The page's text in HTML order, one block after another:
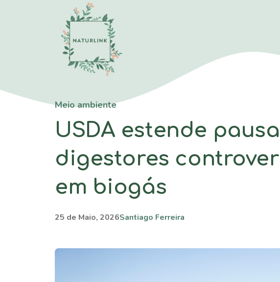
Meio ambiente
USDA estende
digestores
em biogás
25 de Maio, 2026Santiago Ferreira